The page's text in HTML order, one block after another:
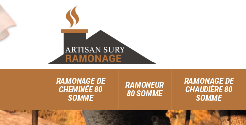
RAMONAGE DE
CHEMINÉE 80
SOMME
RAMONEUR
80 SOMME
RAMONAGE DE
CHAUDIÈRE 80
SOMME